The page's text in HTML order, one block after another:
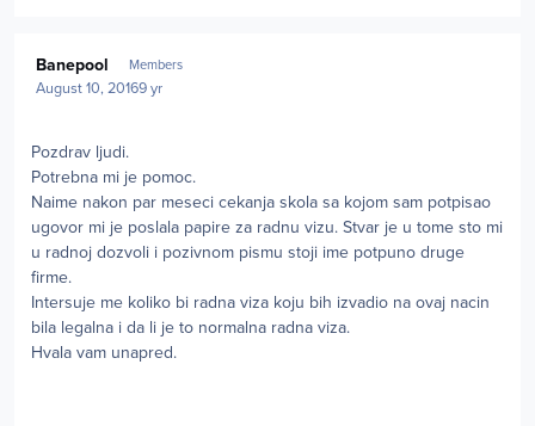
Banepool Members
August 10, 20169 yr
Pozdrav ljudi.
Potrebna mi je pomoc.
Naime nakon par meseci cekanja skola sa kojom sam potpisao
ugovor mi je poslala papire za radnu vizu. Stvar je u tome sto mi
u radnoj dozvoli i pozivnom pismu stoji ime potpuno druge
firme.
Intersuje me koliko bi radna viza koju bih izvadio na ovaj nacin
bila legalna i da li je to normalna radna viza.
Hvala vam unapred.